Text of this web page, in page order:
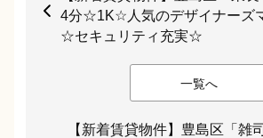
4分☆1K☆人気のデザイナーズ
☆セキュリティ充実☆
一覧へ
【新着賃貸物件】豊島区「雑